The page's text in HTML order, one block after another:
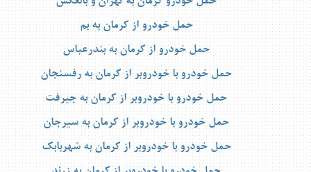
حمل خودرو از کرمان به بم
حمل خودرو از کرمان به بندرعباس
حمل خودرو با خودروبر از کرمان به رفسنجان
حمل خودرو با خودروبر از کرمان به جیرفت
حمل خودرو با خودروبر از کرمان به سیرجان
حمل خودرو با خودروبر از کرمان به شهربابک